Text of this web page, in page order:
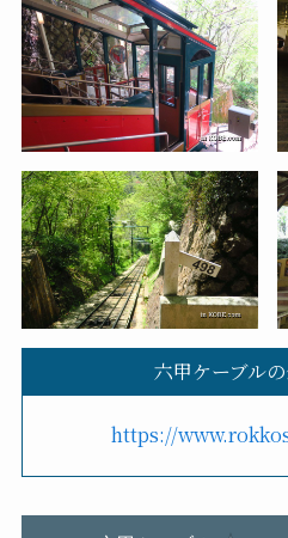
六甲ケーブル
https://